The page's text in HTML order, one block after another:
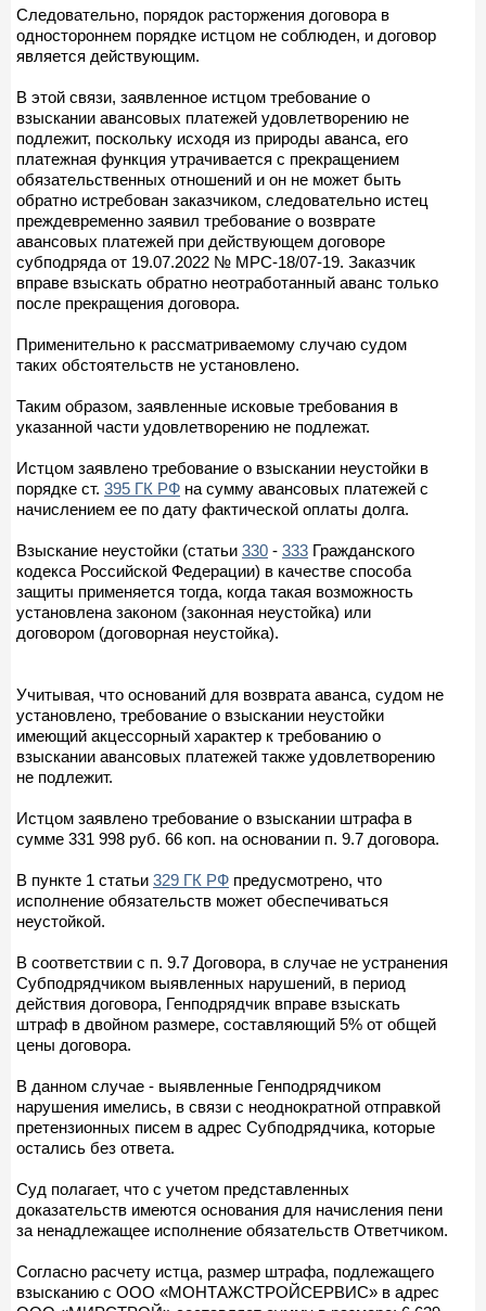
Следовательно, порядок расторжения договора в
одностороннем порядке истцом не соблюден, и договор
является действующим.
В этой связи, заявленное истцом требование о
взыскании авансовых платежей удовлетворению не
подлежит, поскольку исходя из природы аванса, его
платежная функция утрачивается с прекращением
обязательственных отношений и он не может быть
обратно истребован заказчиком, следовательно истец
преждевременно заявил требование о возврате
авансовых платежей при действующем договоре
субподряда от 19.07.2022 № МРС-18/07-19. Заказчик
вправе взыскать обратно неотработанный аванс только
после прекращения договора.
Применительно к рассматриваемому случаю судом
таких обстоятельств не установлено.
Таким образом, заявленные исковые требования в
указанной части удовлетворению не подлежат.
Истцом заявлено требование о взыскании неустойки в
порядке ст. 395 ГК РФ на сумму авансовых платежей с
начислением ее по дату фактической оплаты долга.
Взыскание неустойки (статьи 330 - 333 Гражданского
кодекса Российской Федерации) в качестве способа
защиты применяется тогда, когда такая возможность
установлена законом (законная неустойка) или
договором (договорная неустойка).
Учитывая, что оснований для возврата аванса, судом не
установлено, требование о взыскании неустойки
имеющий акцессорный характер к требованию о
взыскании авансовых платежей также удовлетворению
не подлежит.
Истцом заявлено требование о взыскании штрафа в
сумме 331 998 руб. 66 коп. на основании п. 9.7 договора.
В пункте 1 статьи 329 ГК РФ предусмотрено, что
исполнение обязательств может обеспечиваться
неустойкой.
В соответствии с п. 9.7 Договора, в случае не устранения
Субподрядчиком выявленных нарушений, в период
действия договора, Генподрядчик вправе взыскать
штраф в двойном размере, составляющий 5% от общей
цены договора.
В данном случае - выявленные Генподрядчиком
нарушения имелись, в связи с неоднократной отправкой
претензионных писем в адрес Субподрядчика, которые
остались без ответа.
Суд полагает, что с учетом представленных
доказательств имеются основания для начисления пени
за ненадлежащее исполнение обязательств Ответчиком.
Согласно расчету истца, размер штрафа, подлежащего
взысканию с ООО «МОНТАЖСТРОЙСЕРВИС» в адрес